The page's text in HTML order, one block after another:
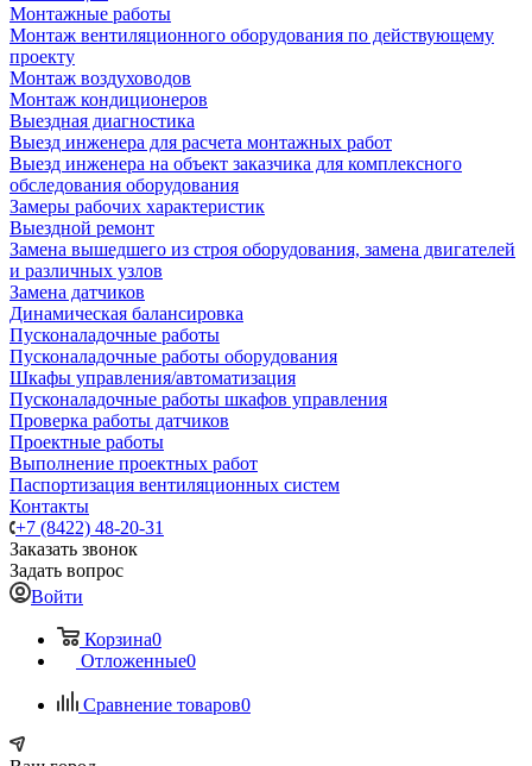
Монтажные работы
Монтаж вентиляционного оборудования по действующему
проекту
Монтаж воздуховодов
Монтаж кондиционеров
Выездная диагностика
Выезд инженера для расчета монтажных работ
Выезд инженера на объект заказчика для комплексного
обследования оборудования
Замеры рабочих характеристик
Выездной ремонт
Замена вышедшего из строя оборудования, замена двигателей
и различных узлов
Замена датчиков
Динамическая балансировка
Пусконаладочные работы
Пусконаладочные работы оборудования
Шкафы управления/автоматизация
Пусконаладочные работы шкафов управления
Проверка работы датчиков
Проектные работы
Выполнение проектных работ
Паспортизация вентиляционных систем
Контакты
+7 (8422) 48-20-31
Заказать звонок
Задать вопрос
Войти
Корзина0
Отложенные0
Сравнение товаров0